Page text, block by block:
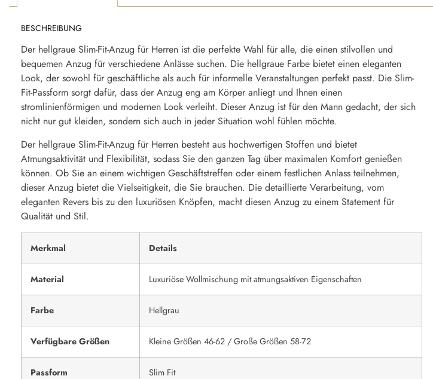
BESCHREIBUNG
Der hellgraue Slim-Fit-Anzug für Herren ist die perfekte Wahl für alle, die einen stilvollen und
bequemen Anzug für verschiedene Anlässe suchen. Die hellgraue Farbe bietet einen eleganten
Look, der sowohl für geschäftliche als auch für informelle Veranstaltungen perfekt passt. Die Slim-
Fit-Passform sorgt dafür, dass der Anzug eng am Körper anliegt und Ihnen einen
stromlinienförmigen und modernen Look verleiht. Dieser Anzug ist für den Mann gedacht, der sich
nicht nur gut kleiden, sondern sich auch in jeder Situation wohl fühlen möchte.
Der hellgraue Slim-Fit-Anzug für Herren besteht aus hochwertigen Stoffen und bietet
Atmungsaktivität und Flexibilität, sodass Sie den ganzen Tag über maximalen Komfort genießen
können. Ob Sie an einem wichtigen Geschäftstreffen oder einem festlichen Anlass teilnehmen,
dieser Anzug bietet die Vielseitigkeit, die Sie brauchen. Die detaillierte Verarbeitung, vom
eleganten Revers bis zu den luxuriösen Knöpfen, macht diesen Anzug zu einem Statement für
Qualität und Stil.
Merkmal Details
Material Luxuriöse Wollmischung mit atmungsaktiven Eigenschaften
Farbe Hellgrau
Verfügbare Größen Kleine Größen 46-62 / Große Größen 58-72
Passform Slim Fit